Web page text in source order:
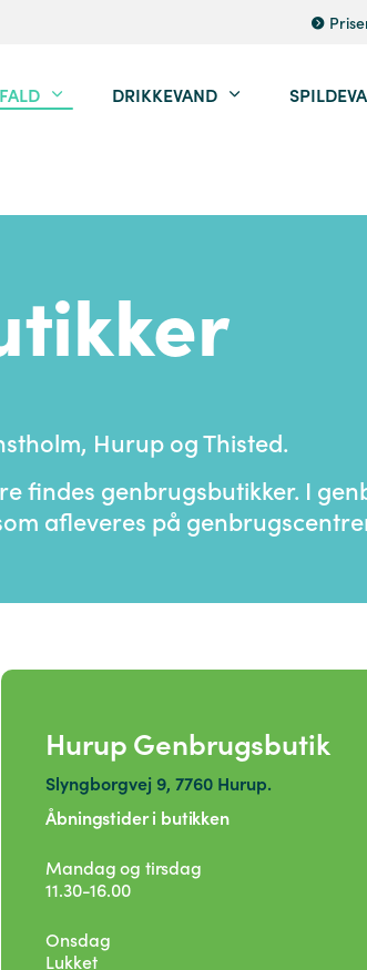
DRIKKEVAND
Hurup og Thisted.
findes genbrugsbutikker. I
afleveres på
Hurup Genbrugsbutik
Slyngborgvej 9, 7760 Hurup.
Åbningstider i butikken
Mandag og tirsdag
11.30-16.00
Onsdag
Lukket